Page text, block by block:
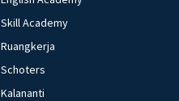
Skill Academy
Ruangkerja
Schoters
Kalananti